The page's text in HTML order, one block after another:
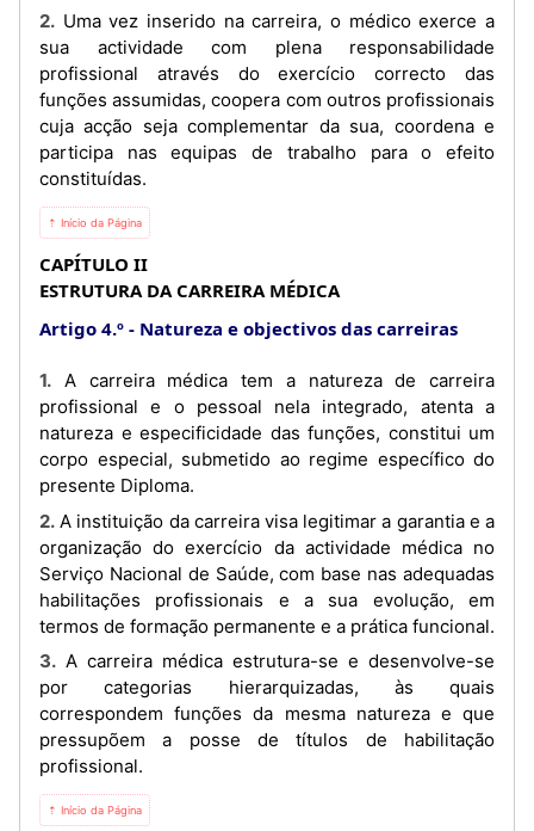
2. Uma vez inserido na carreira, o médico exerce a
sua actividade com plena responsabilidade
profissional através do exercício correcto das
funções assumidas, coopera com outros profissionais
cuja acção seja complementar da sua, coordena e
participa nas equipas de trabalho para o efeito
constituídas.
⇡ Início da Página
CAPÍTULO II
ESTRUTURA DA CARREIRA MÉDICA
Artigo 4.º
Natureza e objectivos das carreiras
1. A carreira médica tem a natureza de carreira
profissional e o pessoal nela integrado, atenta a
natureza e especificidade das funções, constitui um
corpo especial, submetido ao regime específico do
presente Diploma.
2. A instituição da carreira visa legitimar a garantia e a
organização do exercício da actividade médica no
Serviço Nacional de Saúde, com base nas adequadas
habilitações profissionais e a sua evolução, em
termos de formação permanente e a prática funcional.
3. A carreira médica estrutura-se e desenvolve-se
por categorias hierarquizadas, às quais
correspondem funções da mesma natureza e que
pressupõem a posse de títulos de habilitação
profissional.
⇡ Início da Página